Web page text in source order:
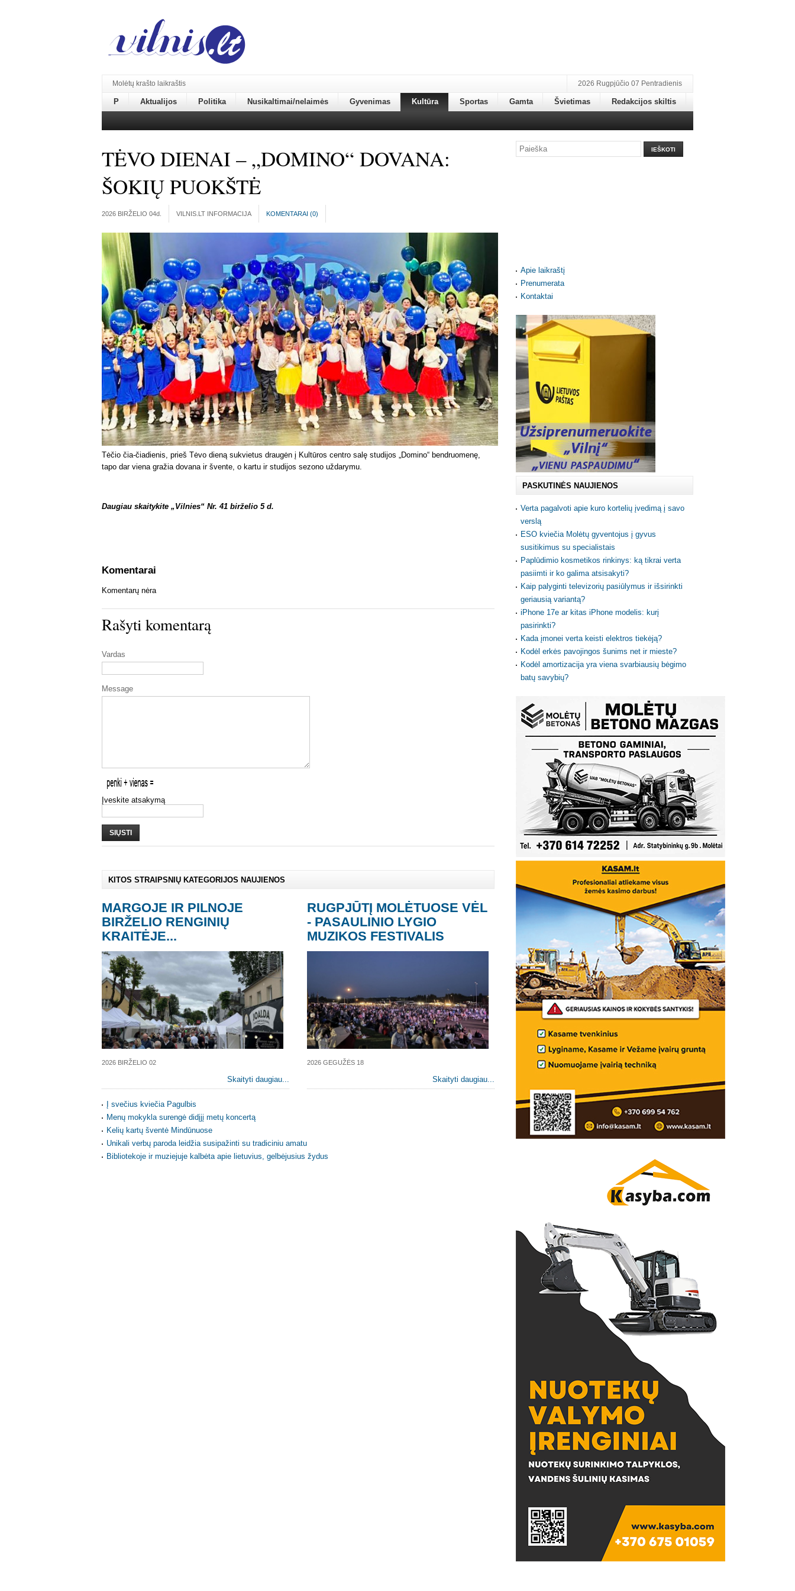
Molėtų krašto laikraštis 2026 Rugpjūčio 07 Pentradienis
P Aktualijos Politika Nusikaltimai/nelaimės Gyvenimas Kultūra Sportas Gamta Švietimas Redakcijos skiltis
TĖVO DIENAI – „DOMINO“ DOVANA:
ŠOKIŲ PUOKŠTĖ
2026 BIRŽELIO 04d. VILNIS.LT INFORMACIJA KOMENTARAI (0)
Tėčio čia-čiadienis, prieš Tėvo dieną sukvietus draugėn į Kultūros centro salę studijos „Domino“ bendruomenę,
tapo dar viena gražia dovana ir švente, o kartu ir studijos sezono uždarymu.
Daugiau skaitykite „Vilnies“ Nr. 41 birželio 5 d.
Komentarai
Komentarų nėra
Rašyti komentarą
Vardas
Message
Įveskite atsakymą
SIŲSTI
KITOS STRAIPSNIŲ KATEGORIJOS NAUJIENOS
MARGOJE IR PILNOJE
BIRŽELIO RENGINIŲ
KRAITĖJE...
2026 BIRŽELIO 02
Skaityti daugiau...
RUGPJŪTĮ MOLĖTUOSE VĖL
- PASAULINIO LYGIO
MUZIKOS FESTIVALIS
2026 GEGUŽĖS 18
Skaityti daugiau...
Į svečius kviečia Pagulbis
Menų mokykla surengė didįjį metų koncertą
Kelių kartų šventė Mindūnuose
Unikali verbų paroda leidžia susipažinti su tradiciniu amatu
Bibliotekoje ir muziejuje kalbėta apie lietuvius, gelbėjusius žydus
Apie laikraštį
Prenumerata
Kontaktai
PASKUTINĖS NAUJIENOS
Verta pagalvoti apie kuro kortelių įvedimą į savo
verslą
ESO kviečia Molėtų gyventojus į gyvus
susitikimus su specialistais
Paplūdimio kosmetikos rinkinys: ką tikrai verta
pasiimti ir ko galima atsisakyti?
Kaip palyginti televizorių pasiūlymus ir išsirinkti
geriausią variantą?
iPhone 17e ar kitas iPhone modelis: kurį
pasirinkti?
Kada įmonei verta keisti elektros tiekėją?
Kodėl erkės pavojingos šunims net ir mieste?
Kodėl amortizacija yra viena svarbiausių bėgimo
batų savybių?